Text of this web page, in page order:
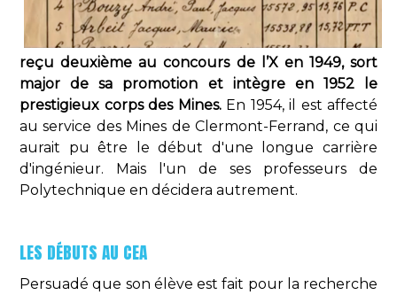
reçu deuxième au concours de l’X en 1949, sort
major de sa promotion et intègre en 1952 le
prestigieux corps des Mines. En 1954, il est affecté
au service des Mines de Clermont-Ferrand, ce qui
aurait pu être le début d'une longue carrière
d'ingénieur. Mais l'un de ses professeurs de
Polytechnique en décidera autrement.
LES DÉBUTS AU CEA
Persuadé que son élève est fait pour la recherche